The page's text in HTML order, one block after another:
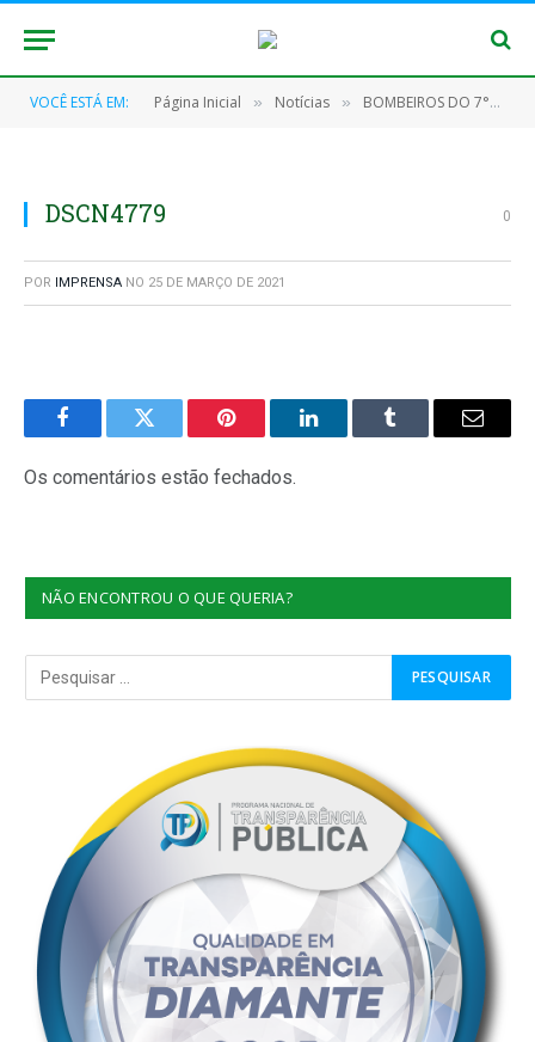
VOCÊ ESTÁ EM: Página Inicial » Notícias » BOMBEIROS DO 7°GBM FISCALIZAM CONSTRUÇÃO DO HOSPITAL MUNICIPAL DE JACAREACANGA
DSCN4779 0
POR IMPRENSA NO 25 DE MARÇO DE 2021
FacebookTwitter Pinterest O
Tumblr
E-
Os comentários estão fechados.
NÃO ENCONTROU O QUE QUERIA?